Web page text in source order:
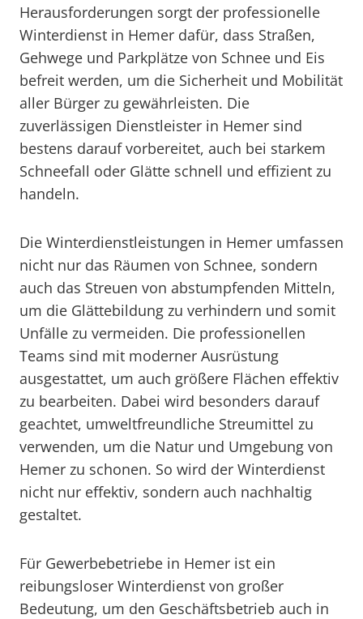
Herausforderungen sorgt der professionelle
Winterdienst in Hemer dafür, dass Straßen,
Gehwege und Parkplätze von Schnee und Eis
befreit werden, um die Sicherheit und Mobilität
aller Bürger zu gewährleisten. Die
zuverlässigen Dienstleister in Hemer sind
bestens darauf vorbereitet, auch bei starkem
Schneefall oder Glätte schnell und effizient zu
handeln.
Die Winterdienstleistungen in Hemer umfassen
nicht nur das Räumen von Schnee, sondern
auch das Streuen von abstumpfenden Mitteln,
um die Glättebildung zu verhindern und somit
Unfälle zu vermeiden. Die professionellen
Teams sind mit moderner Ausrüstung
ausgestattet, um auch größere Flächen effektiv
zu bearbeiten. Dabei wird besonders darauf
geachtet, umweltfreundliche Streumittel zu
verwenden, um die Natur und Umgebung von
Hemer zu schonen. So wird der Winterdienst
nicht nur effektiv, sondern auch nachhaltig
gestaltet.
Für Gewerbebetriebe in Hemer ist ein
reibungsloser Winterdienst von großer
Bedeutung, um den Geschäftsbetrieb auch in